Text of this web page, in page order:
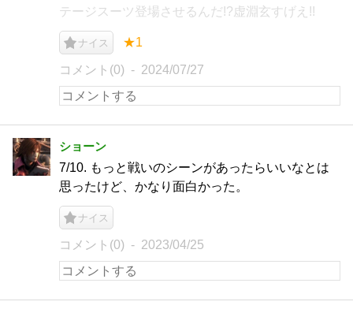
テージスーツ登場させるんだ!?虚淵玄すげえ!!
ナイス ★1
コメント(0) 2024/07/27
ショーン
7/10. もっと戦いのシーンがあったらいいなとは
思ったけど、かなり面白かった。
ナイス
コメント(0) 2023/04/25